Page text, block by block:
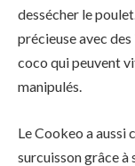
dessécher le
précieuse avec
coco qui peuvent
manipulés.
Le Cookeo a aussi
surcuisson grâce à